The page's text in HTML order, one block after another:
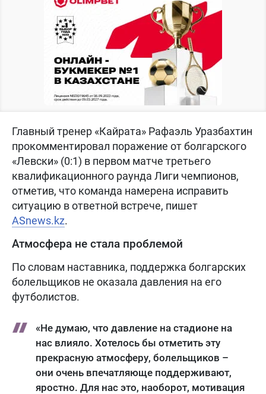
Главный тренер «Кайрата» Рафаэль Уразбахтин
прокомментировал поражение от болгарского
«Левски» (0:1) в первом матче третьего
квалификационного раунда Лиги чемпионов,
отметив, что команда намерена исправить
ситуацию в ответной встрече, пишет
ASnews.kz.
Атмосфера не стала проблемой
По словам наставника, поддержка болгарских
болельщиков не оказала давления на его
футболистов.
«Не думаю, что давление на стадионе на
нас влияло. Хотелось бы отметить эту
прекрасную атмосферу, болельщиков –
они очень впечатляюще поддерживают,
яростно. Для нас это, наоборот, мотивация